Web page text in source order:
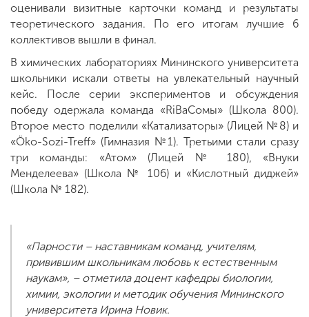
оценивали визитные карточки команд и результаты
теоретического задания. По его итогам лучшие 6
коллективов вышли в финал.
В химических лабораториях Мининского университета
школьники искали ответы на увлекательный научный
кейс. После серии экспериментов и обсуждения
победу одержала команда «RiBaCoмы» (Школа 800).
Второе место поделили «Катализаторы» (Лицей №8) и
«Öko-Sozi-Treff» (Гимназия №1). Третьими стали сразу
три команды: «Атом» (Лицей № 180), «Внуки
Менделеева» (Школа № 106) и «Кислотный диджей»
(Школа № 182).
«Парности – наставникам команд, учителям,
привившим школьникам любовь к естественным
наукам», – отметила доцент кафедры биологии,
химии, экологии и методик обучения Мининского
университета Ирина Новик.